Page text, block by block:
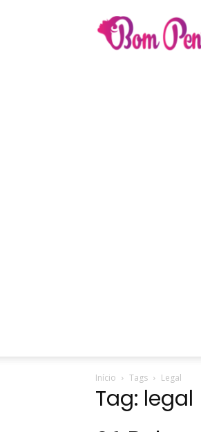
Penteados
Início Tags Legal
Tag: legal